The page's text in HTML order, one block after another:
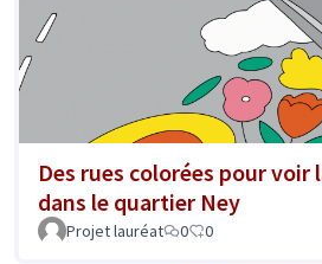
Des rues colorées pour voir
dans le quartier Ney
Projet lauréat 0 0